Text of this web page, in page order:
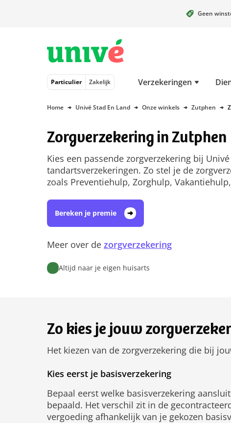
Geen
Particulier Zakelijk Verzekeringen
Home Univé Stad En Land Onze winkels Zutphen
Zorgverzekering in Zutphen
Kies een passende zorgverzekering bij
tandartsverzekeringen. Zo stel je de
zoals Preventiehulp, Zorghulp,
Bereken je premie
Meer over de zorgverzekering
Altijd naar je eigen huisarts
Zo kies je jouw
Het kiezen van de zorgverzekering die bij
Kies eerst je basisverzekering
Bepaal eerst welke basisverzekering
bepaald. Het verschil zit in de
vergoeding afhankelijk van je gekozen